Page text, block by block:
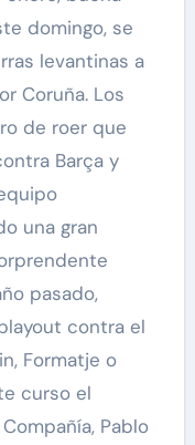
domingo, se
levantinas a
Coruña. Los
de roer que
Barça y
una gran
pasado,
contra el
Formatje o
curso el
Pablo